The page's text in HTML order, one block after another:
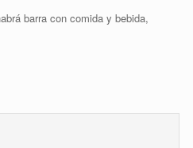
barra con comida y bebida,